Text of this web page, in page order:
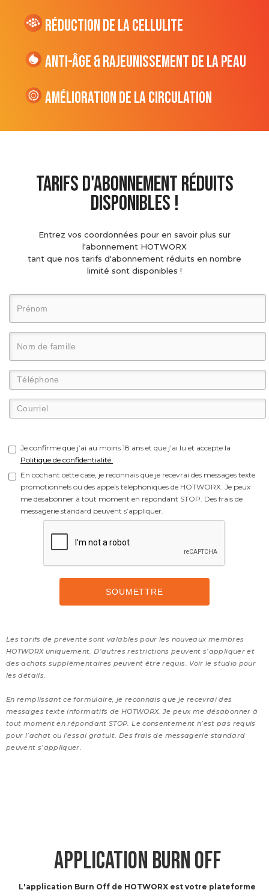
Réduction de la cellulite
Anti-âge & Rajeunissement de la peau
Amélioration de la circulation
tarifs d'abonnement réduits
disponibles !
Entrez vos coordonnées pour en savoir plus sur
l'abonnement HOTWORX
tant que nos tarifs d'abonnement réduits en nombre
limité sont disponibles !
Je confirme que j’ai au moins 18 ans et que j’ai lu et accepte la
Politique de confidentialité.
En cochant cette case, je reconnais que je recevrai des messages texte
promotionnels ou des appels téléphoniques de HOTWORX. Je peux
me désabonner à tout moment en répondant STOP. Des frais de
messagerie standard peuvent s’appliquer.
Les tarifs de prévente sont valables pour les nouveaux membres
HOTWORX uniquement. D’autres restrictions peuvent s’appliquer et
des achats supplémentaires peuvent être requis. Voir le studio pour
les détails.
En remplissant ce formulaire, je reconnais que je recevrai des
messages texte informatifs de HOTWORX. Je peux me désabonner à
tout moment en répondant STOP. Le consentement n’est pas requis
pour l’achat ou l’essai gratuit. Des frais de messagerie standard
peuvent s’appliquer.
APPLICATION BURN OFF
L'application Burn Off de HOTWORX est votre plateforme